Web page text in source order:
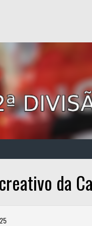
da